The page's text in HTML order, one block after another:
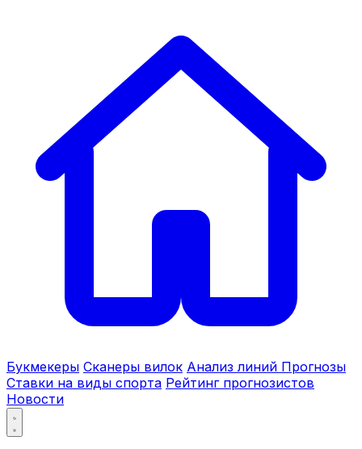
Букмекеры Сканеры вилок Анализ линий Прогнозы
Ставки на виды спорта Рейтинг прогнозистов
Новости